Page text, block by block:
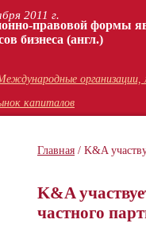
2011 г.
правовой формы
бизнеса (англ.)
организации,
капиталов
Главная / K&A
K&A
частного